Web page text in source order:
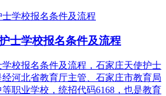
士学校报名条件及流程
学校报名条件及流程，石家庄天使护士
河北省教育厅主管、石家庄市教育局
职业学校，统招代码6168，也是教育